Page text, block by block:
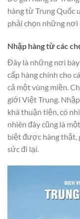
hàng từ Trung Quốc
phải chọn những nơi
Nhập hàng từ các
Đây là những nơi
cấp hàng chính cho
cả một vùng miền.
giới Việt Trung.
khá thuận tiện, có
nhiên đây cũng là
biệt được hàng thật,
sức đi lại.